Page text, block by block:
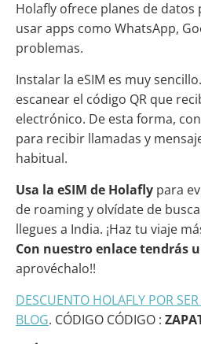
Holafly ofrece planes de datos
usar apps como WhatsApp,
problemas.
Instalar la eSIM es muy
escanear el código QR que
electrónico. De esta forma,
para recibir llamadas y
habitual.
Usa la eSIM de Holafly para
de roaming y olvídate de
llegues a India. ¡Haz tu viaje
Con nuestro enlace tendrás
aprovéchalo!!
DESCUENTO HOLAFLY POR
BLOG. CÓDIGO CÓDIGO :